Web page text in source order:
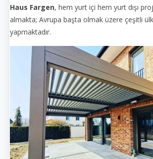
Haus Fargen, hem yurt içi hem yurt dışı
almakta; Avrupa başta olmak üzere çeşitli
yapmaktadır.